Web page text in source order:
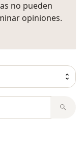
no pueden
opiniones.